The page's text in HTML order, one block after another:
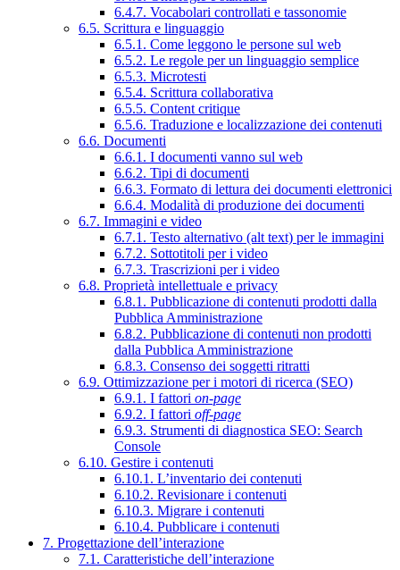
6.4.7. Vocabolari controllati e tassonomie
6.5. Scrittura e linguaggio
6.5.1. Come leggono le persone sul web
6.5.2. Le regole per un linguaggio semplice
6.5.3. Microtesti
6.5.4. Scrittura collaborativa
6.5.5. Content critique
6.5.6. Traduzione e localizzazione dei contenuti
6.6. Documenti
6.6.1. I documenti vanno sul web
6.6.2. Tipi di documenti
6.6.3. Formato di lettura dei documenti elettronici
6.6.4. Modalità di produzione dei documenti
6.7. Immagini e video
6.7.1. Testo alternativo (alt text) per le immagini
6.7.2. Sottotitoli per i video
6.7.3. Trascrizioni per i video
6.8. Proprietà intellettuale e privacy
6.8.1. Pubblicazione di contenuti prodotti dalla
Pubblica Amministrazione
6.8.2. Pubblicazione di contenuti non prodotti
dalla Pubblica Amministrazione
6.8.3. Consenso dei soggetti ritratti
6.9. Ottimizzazione per i motori di ricerca (SEO)
6.9.1. I fattori on-page
6.9.2. I fattori off-page
6.9.3. Strumenti di diagnostica SEO: Search
Console
6.10. Gestire i contenuti
6.10.1. L’inventario dei contenuti
6.10.2. Revisionare i contenuti
6.10.3. Migrare i contenuti
6.10.4. Pubblicare i contenuti
7. Progettazione dell’interazione
7.1. Caratteristiche dell’interazione